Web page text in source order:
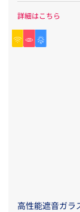
詳細はこちら
高性能遮音ガ